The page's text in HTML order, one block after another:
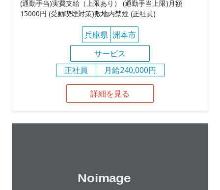
(通勤手当)実費支給（上限あり） (通勤手当上限)月額
15000円 (受動喫煙対策)敷地内禁煙 (正社員)
兵庫県 洲本市
サービス
正社員
月給240,000円
詳細を見る